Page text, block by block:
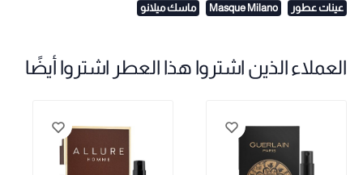
عينات عطور Masque Milano ماسك ميلانو
العملاء الذين اشتروا هذا العطر اشتروا أيضًا